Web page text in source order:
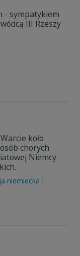
- sympatykiem
III Rzeszy
koło
chorych
Niemcy
niemiecka